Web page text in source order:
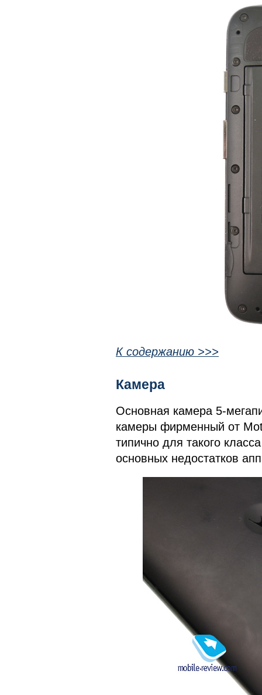
К содержанию >>>
Камера
Основная камера 5-
камеры фирменный от
типично для такого
основных недостатков